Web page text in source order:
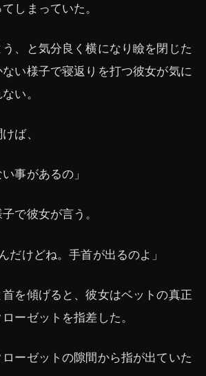
しまっていた。
、と気分良く横になり瞼を閉じた
い様子で寝返りを打つ彼女が気に
い。
ば、
事があるの」
で彼女が言う。
だけどね。手首が出るのよ」
を傾げると、彼女はベットの真正
ーゼットを指差した。
ローゼットの隙間から指が出ていた